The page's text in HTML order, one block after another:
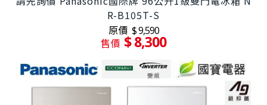
R-B105T-S
原價 $ 9,590
售價 $ 8,300